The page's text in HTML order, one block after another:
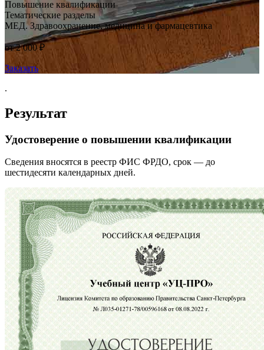
Повышение квалификации
Тематические разделы
МЕД. Здравоохранение, медицина и фармацевтика
от 2 000 ₽
Заказать
.
Результат
Удостоверение о повышении квалификации
Сведения вносятся в реестр ФИС ФРДО, срок — до
шестидесяти календарных дней.